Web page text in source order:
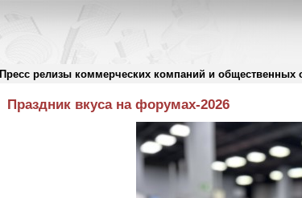
Пресс релизы коммерческих компаний и общественных
Пресс-релизы//
Праздник вкуса на форумах-2026